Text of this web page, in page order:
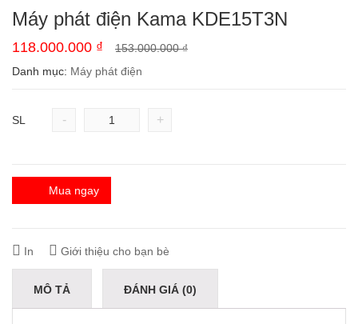
Máy phát điện Kama KDE15T3N
153.000.000₫
118.000.000 ₫
Danh mục: Máy phát điện
SL - +
Mua ngay
In Giới thiệu cho bạn bè
MÔ TẢ ĐÁNH GIÁ (0)